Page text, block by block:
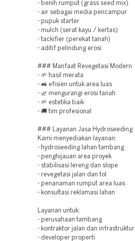
- benih rumput (grass seed mix)
- air sebagai media pencampur
- pupuk starter
- mulch (serat kayu / kertas)
- tackifier (perekat tanah)
- aditif pelindung erosi
### Manfaat Revegetasi Modern
- 🌱 hasil merata
- 🚜 efisien untuk area luas
- 🌿 mengurangi erosi tanah
- 🌱 estetika baik
- 🚚 tim profesional
### Layanan Jasa Hydroseeding
Kami menyediakan layanan:
- hydroseeding lahan tambang
- penghijauan area proyek
- stabilisasi lereng dan slope
- revegetasi jalan dan tol
- penanaman rumput area luas
- konsultasi reklamasi lahan
Layanan untuk:
- perusahaan tambang
- kontraktor jalan dan infrastruktur
- developer properti